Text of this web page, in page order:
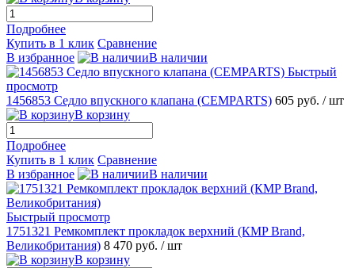
Подробнее
Купить в 1 клик Сравнение
В избранное
В наличии
Быстрый
просмотр
1456853 Седло впускного клапана (CEMPARTS) 605 руб. / шт
В корзину
Подробнее
Купить в 1 клик Сравнение
В избранное
В наличии
Быстрый просмотр
1751321 Ремкомплект прокладок верхний (КMP Brand,
Великобритания) 8 470 руб. / шт
В корзину